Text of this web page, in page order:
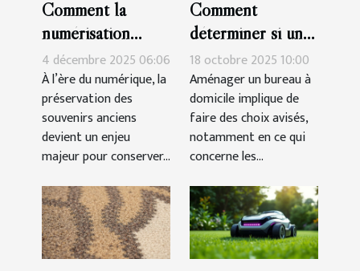
Comment la
numérisation
préserve-t-elle
l'authenticité des
souvenirs anciens
?
4 décembre 2025 06:06
À l’ère du numérique, la
préservation des
souvenirs anciens
devient un enjeu
majeur pour conserver...
Comment
déterminer si un
casque
économique suffit
pour votre bureau
à domicile ?
18 octobre 2025 10:00
Aménager un bureau à
domicile implique de
faire des choix avisés,
notamment en ce qui
concerne les...